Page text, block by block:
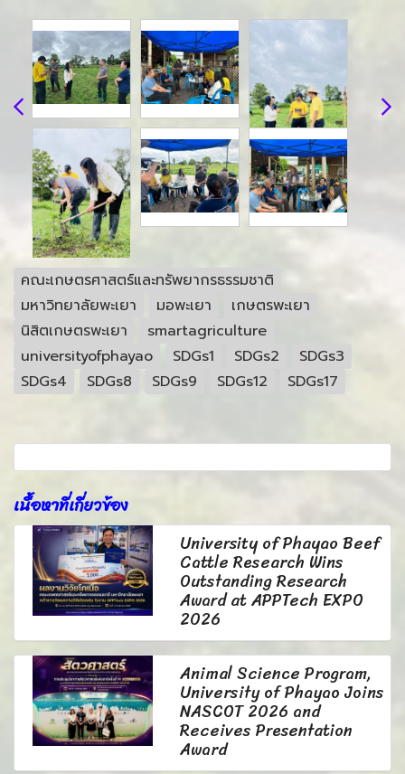
คณะเกษตรศาสตร์และทรัพยากรธรรมชาติ
มหาวิทยาลัยพะเยา
มอพะเยา
เกษตรพะเยา
นิสิตเกษตรพะเยา
smartagriculture
universityofphayao
SDGs1 SDGs2
SDGs3
SDGs4
SDGs8 SDGs9 SDGs12 SDGs17
เนื้อหาที่เกี่ยวข้อง
University of Phayao Beef
Cattle Research Wins
Outstanding Research
Award at APPTech EXPO
2026
Animal Science Program,
University of Phayao Joins
NASCOT 2026 and
Receives Presentation
Award